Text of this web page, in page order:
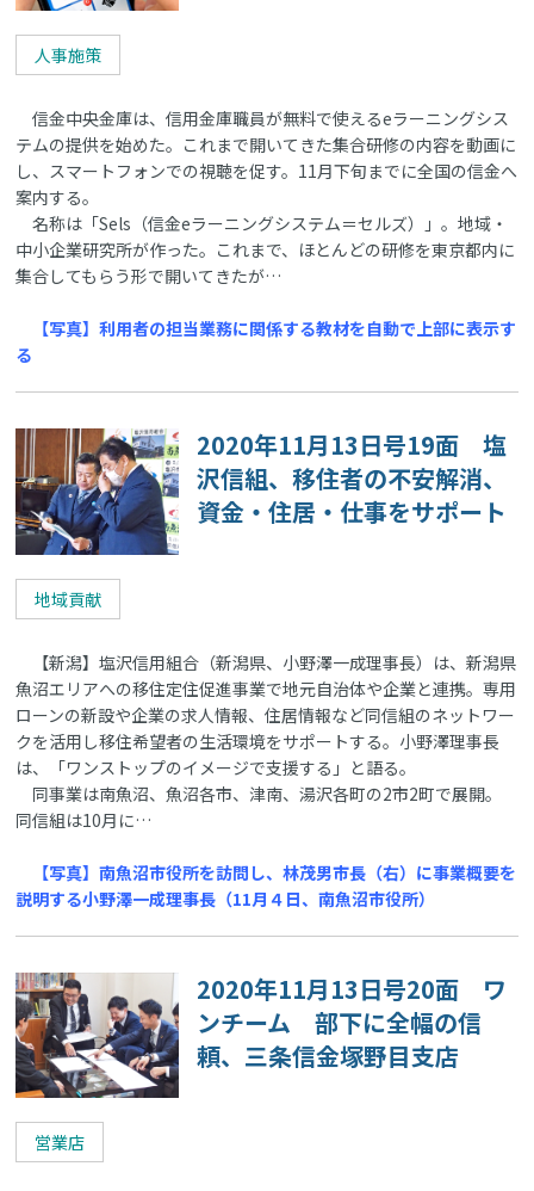
人事施策
信金中央金庫は、信用金庫職員が無料で使えるeラーニングシス
テムの提供を始めた。これまで開いてきた集合研修の内容を動画に
し、スマートフォンでの視聴を促す。11月下旬までに全国の信金へ
案内する。
名称は「Sels（信金eラーニングシステム＝セルズ）」。地域・
中小企業研究所が作った。これまで、ほとんどの研修を東京都内に
集合してもらう形で開いてきたが…
【写真】利用者の担当業務に関係する教材を自動で上部に表示す
る
2020年11月13日号19面 塩
沢信組、移住者の不安解消、
資金・住居・仕事をサポート
地域貢献
【新潟】塩沢信用組合（新潟県、小野澤一成理事長）は、新潟県
魚沼エリアへの移住定住促進事業で地元自治体や企業と連携。専用
ローンの新設や企業の求人情報、住居情報など同信組のネットワー
クを活用し移住希望者の生活環境をサポートする。小野澤理事長
は、「ワンストップのイメージで支援する」と語る。
同事業は南魚沼、魚沼各市、津南、湯沢各町の2市2町で展開。
同信組は10月に…
【写真】南魚沼市役所を訪問し、林茂男市長（右）に事業概要を
説明する小野澤一成理事長（11月４日、南魚沼市役所）
2020年11月13日号20面 ワ
ンチーム 部下に全幅の信
頼、三条信金塚野目支店
営業店